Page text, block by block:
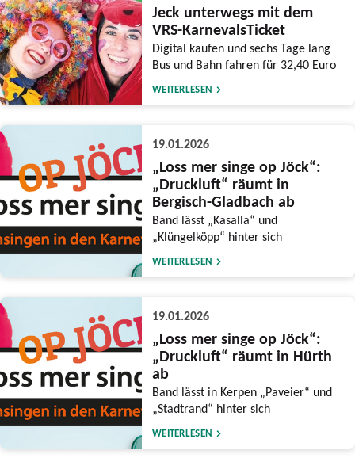
Jeck unterwegs mit dem
VRS-KarnevalsTicket
Digital kaufen und sechs Tage lang
Bus und Bahn fahren für 32,40 Euro
WEITERLESEN
19.01.2026
„Loss mer singe op Jöck“:
„Druckluft“ räumt in
Bergisch-Gladbach ab
Band lässt „Kasalla“ und
„Klüngelköpp“ hinter sich
WEITERLESEN
19.01.2026
„Loss mer singe op Jöck“:
„Druckluft“ räumt in Hürth
ab
Band lässt in Kerpen „Paveier“ und
„Stadtrand“ hinter sich
WEITERLESEN